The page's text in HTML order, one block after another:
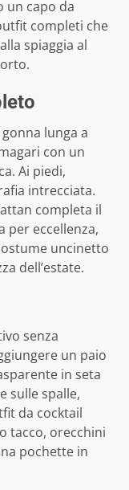
un capo da
completi che
spiaggia al
lunga a
con un
Ai piedi,
intrecciata.
completa il
per eccellenza,
uncinetto
dell’estate.
senza
un paio
in seta
sulle spalle,
da cocktail
tacco, orecchini
pochette in